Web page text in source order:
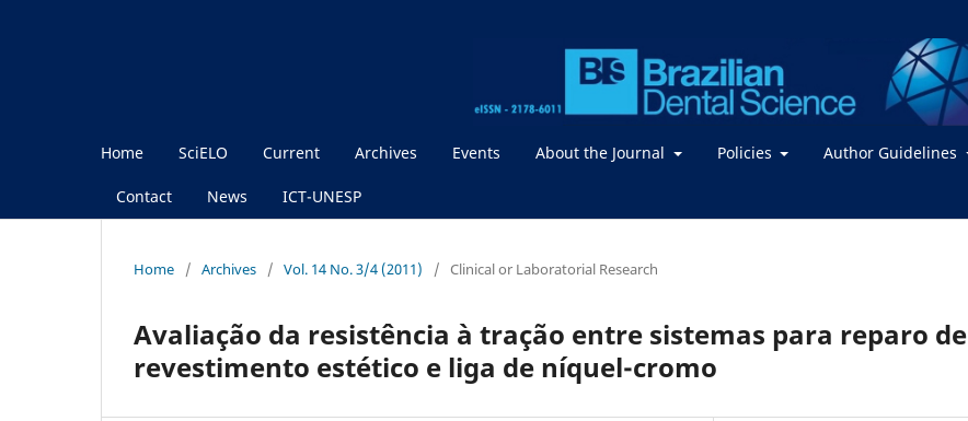
Home SciELO Current Archives Events About the Journal Policies Author Guidelines
Contact News ICT-UNESP
Home / Archives / Vol. 14 No. 3/4 (2011) / Clinical or Laboratorial Research
Avaliação da resistência à tração entre sistemas para reparo de
revestimento estético e liga de níquel-cromo